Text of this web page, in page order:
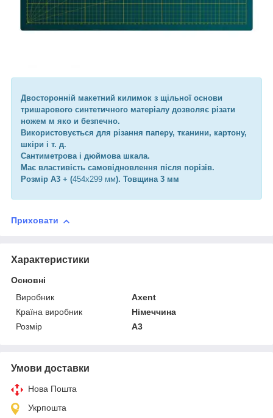
Двосторонній макетний килимок з щільної основи
тришарового синтетичного матеріалу дозволяє різати
ножем м яко и безпечно.
Використовується для різання паперу, тканини, картону,
шкіри і т. д.
Сантиметрова і дюймова шкала.
Має властивість самовідновлення після порізів.
Розмір А3 + (454х299 мм). Товщина 3 мм
Приховати
Характеристики
Основні
Виробник
Axent
Країна виробник
Німеччина
Розмір
A3
Умови доставки
Нова Пошта
Укрпошта